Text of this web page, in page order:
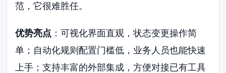
范，它很难胜任。
优势亮点 ：可视化界面直观，状态变更操作简
单；自动化规则配置门槛低，业务人员也能快速
上手；支持丰富的外部集成，方便对接已有工具